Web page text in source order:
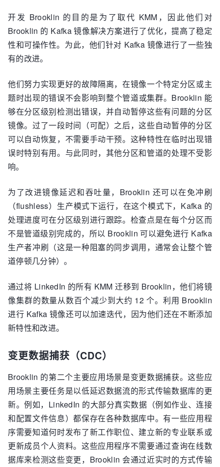
开发 Brooklin 的目的是为了取代 KMM，因此他们对
Brooklin 的 Kafka 镜像解决方案进行了优化，提高了稳定
性和可操作性。为此，他们针对 Kafka 镜像进行了一些独
有的改进。
他们努力实现更好的故障隔离，在镜像一个特定分区或主
题时出现的错误不会影响到整个管道或集群。Brooklin 能
够在分区级别检测出错误，并自动暂停这些有问题的分区
镜像。过了一段时间（可配）之后，这些自动暂停的分区
可以自动恢复，不需要手动干预。这种特性在临时出现错
误时特别有用。与此同时，其他分区和管道的处理不受影
响。
为了改进镜像延迟和吞吐量，Brooklin 还可以在免冲刷
（flushless）生产模式下运行，在这个模式下，Kafka 的
处理进度可在分区级别进行跟踪。检查点是在每个分区而
不是管道级别完成的，所以 Brooklin 可以避免进行 Kafka
生产者冲刷（这是一种阻塞的同步调用，通常会让整个管
道停顿几分钟）。
通过将 LinkedIn 的所有 KMM 迁移到 Brooklin，他们将镜
像集群的数量从数百个减少到大约 12 个。利用 Brooklin
进行 Kafka 镜像还可以加速迭代，因为他们还在不断添加
新特性和改进。
变更数据捕获（CDC）
Brooklin 的第二个主要应用场景是变更数据捕获。这些应
用场景主要任务是以低延迟数据流的形式传输数据库的更
新。例如，LinkedIn 的大部分真实数据（例如作业、连接
和配置文件信息）都保存在各种数据库中。有一些应用程
序需要知道何时发布了新工作职位、建立新的专业联系或
更新成员个人资料。这些应用程序不需要通过查询在线数
据库来检测这些变更，Brooklin 会通过近实时的方式传输